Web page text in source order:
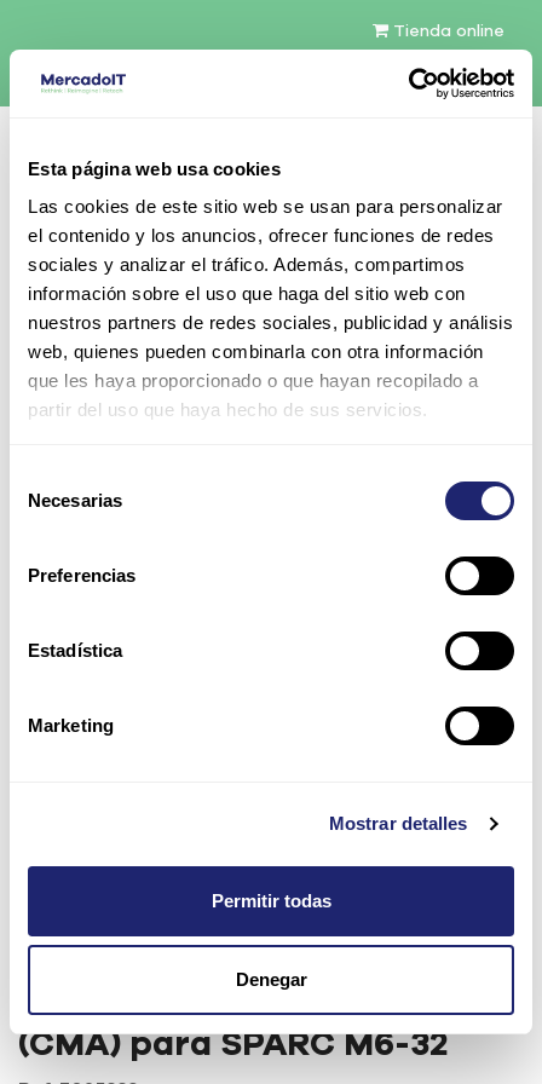
Esta página web usa cookies
Las cookies de este sitio web se usan para personalizar
el contenido y los anuncios, ofrecer funciones de redes
sociales y analizar el tráfico. Además, compartimos
información sobre el uso que haga del sitio web con
nuestros partners de redes sociales, publicidad y análisis
web, quienes pueden combinarla con otra información
que les haya proporcionado o que hayan recopilado a
partir del uso que haya hecho de sus servicios.
Necesarias
Preferencias
Estadística
Marketing
Mostrar detalles
Permitir todas
Denegar
Tienda online
Español
Contáctenos
Todos los productos
Oracle I/O Cable Management Assembly (CMA)
para SPARC M6-32
Oracle I/O Cable
Management Assembly
(CMA) para SPARC M6-32